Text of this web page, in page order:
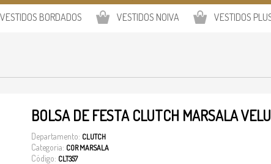
VESTIDOS BORDADOS VESTIDOS NOIVA VESTIDOS
BOLSA DE FESTA CLUTCH MARSALA
Departamento: CLUTCH
Categoria: COR MARSALA
Código: CLT357